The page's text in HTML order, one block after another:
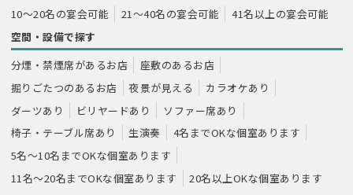
10～20名の宴会可能
21～40名の宴会可能
41名以上の宴会可能
空間・設備で探す
分煙・禁煙席があるお店
座敷のあるお店
掘りごたつのあるお店
夜景が見える
カラオケあり
ダーツあり
ビリヤードあり
ソファー席あり
椅子・テーブル席あり
生演奏
4名までOKな個室あります
5名～10名までOKな個室あります
11名～20名までOKな個室あります
20名以上OKな個室あります